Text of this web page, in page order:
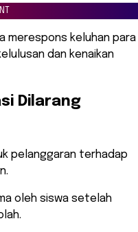
merespons keluhan para
dan kenaikan
Dilarang
pelanggaran terhadap
oleh siswa setelah